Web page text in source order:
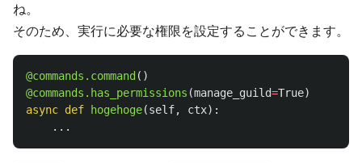
ね。
そのため、実行に必要な権限を設定することができます。
@commands.command ()
@commands.has_permissions (manage_guild=True)
async def hogehoge(self, ctx):
...